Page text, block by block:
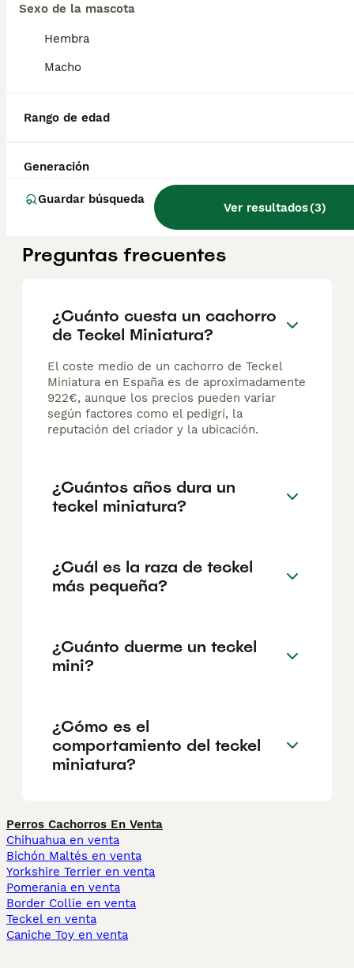
Sexo de la mascota
Hembra
Macho
Rango de edad
Generación
Guardar búsqueda
Ver resultados(3)
Teckel miniatura merle choco
Edad Sexo
Preguntas frecuentes
¿Cuánto cuesta un cachorro
de Teckel Miniatura?
El coste medio de un cachorro de Teckel
Miniatura en España es de aproximadamente
922€, aunque los precios pueden variar
según factores como el pedigrí, la
reputación del criador y la ubicación.
¿Cuántos años dura un
teckel miniatura?
¿Cuál es la raza de teckel
más pequeña?
¿Cuánto duerme un teckel
mini?
¿Cómo es el
comportamiento del teckel
miniatura?
Perros Cachorros En Venta
Chihuahua en venta
Bichón Maltés en venta
Yorkshire Terrier en venta
Pomerania en venta
Border Collie en venta
Teckel en venta
Caniche Toy en venta